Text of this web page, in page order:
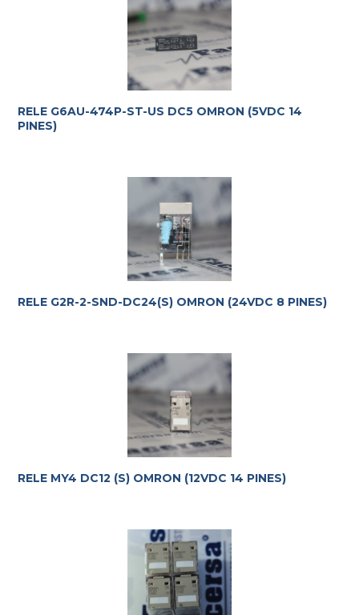
RELE G6AU-474P-ST-US DC5 OMRON (5VDC 14
PINES)
RELE G2R-2-SND-DC24(S) OMRON (24VDC 8 PINES)
RELE MY4 DC12 (S) OMRON (12VDC 14 PINES)